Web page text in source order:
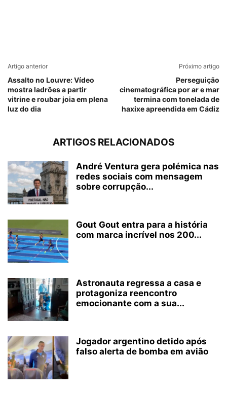
Artigo anterior
Assalto no Louvre: Vídeo
mostra ladrões a partir
vitrine e roubar joia em plena
luz do dia
Próximo artigo
Perseguição
cinematográfica por ar e mar
termina com tonelada de
haxixe apreendida em Cádiz
ARTIGOS RELACIONADOS
André Ventura gera polémica nas
redes sociais com mensagem
sobre corrupção...
Gout Gout entra para a história
com marca incrível nos 200...
Astronauta regressa a casa e
protagoniza reencontro
emocionante com a sua...
Jogador argentino detido após
falso alerta de bomba em avião